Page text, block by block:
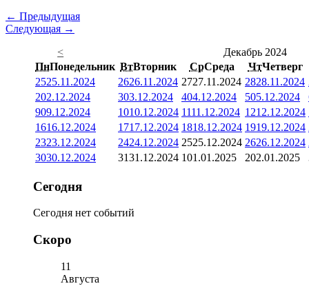
← Предыдущая
Следующая →
<
Декабрь 2024
ПнПонедельник ВтВторник СрСреда ЧтЧетверг
2525.11.2024 2626.11.2024 2727.11.2024 2828.11.2024
202.12.2024 303.12.2024 404.12.2024 505.12.2024
909.12.2024 1010.12.2024 1111.12.2024 1212.12.2024
1616.12.2024 1717.12.2024 1818.12.2024 1919.12.2024
2323.12.2024 2424.12.2024 2525.12.2024 2626.12.2024
3030.12.2024 3131.12.2024 101.01.2025 202.01.2025
Сегодня
Сегодня нет событий
Скоро
11
Августа